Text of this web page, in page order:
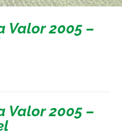
Valor 2005 –
Valor 2005 –